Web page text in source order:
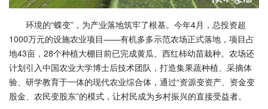
环境的“蝶变”，为产业落地筑牢了根基。今年4月，总投资超
1000万元的设施农业项目——有机多多示范农场正式落地，项目占
地43亩，28个种植大棚目前已完成黄瓜、西红柿幼苗栽种。农场还
计划引入中国农业大学博士后技术团队，打造集果蔬种植、采摘体
验、研学教育于一体的现代农业综合体，通过“资源变资产、资金变
股金、农民变股东”的模式，让村民成为乡村振兴的直接受益者。